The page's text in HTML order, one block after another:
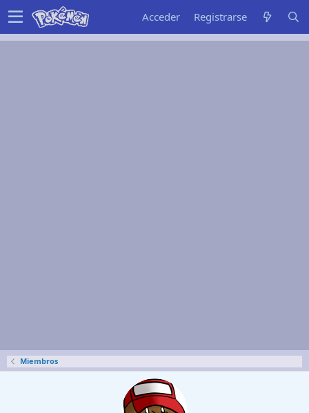
Acceder Registrarse
Miembros